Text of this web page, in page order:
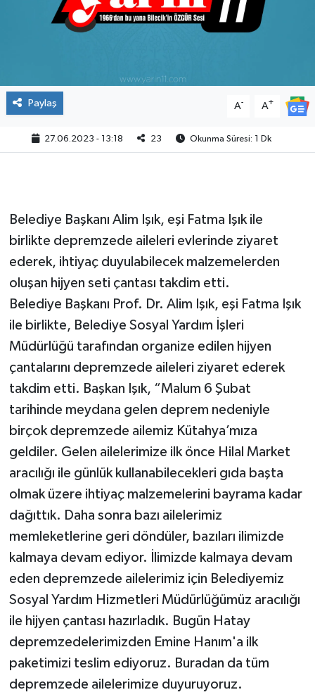
Paylaş A- A+
27.06.2023 - 13:18 23 Okunma Süresi: 1 Dk
Belediye Başkanı Alim Işık, eşi Fatma Işık ile
birlikte depremzede aileleri evlerinde ziyaret
ederek, ihtiyaç duyulabilecek malzemelerden
oluşan hijyen seti çantası takdim etti.
Belediye Başkanı Prof. Dr. Alim Işık, eşi Fatma Işık
ile birlikte, Belediye Sosyal Yardım İşleri
Müdürlüğü tarafından organize edilen hijyen
çantalarını depremzede aileleri ziyaret ederek
takdim etti. Başkan Işık, “Malum 6 Şubat
tarihinde meydana gelen deprem nedeniyle
birçok depremzede ailemiz Kütahya’mıza
geldiler. Gelen ailelerimize ilk önce Hilal Market
aracılığı ile günlük kullanabilecekleri gıda başta
olmak üzere ihtiyaç malzemelerini bayrama kadar
dağıttık. Daha sonra bazı ailelerimiz
memleketlerine geri döndüler, bazıları ilimizde
kalmaya devam ediyor. İlimizde kalmaya devam
eden depremzede ailelerimiz için Belediyemiz
Sosyal Yardım Hizmetleri Müdürlüğümüz aracılığı
ile hijyen çantası hazırladık. Bugün Hatay
depremzedelerimizden Emine Hanım'a ilk
paketimizi teslim ediyoruz. Buradan da tüm
depremzede ailelerimize duyuruyoruz.